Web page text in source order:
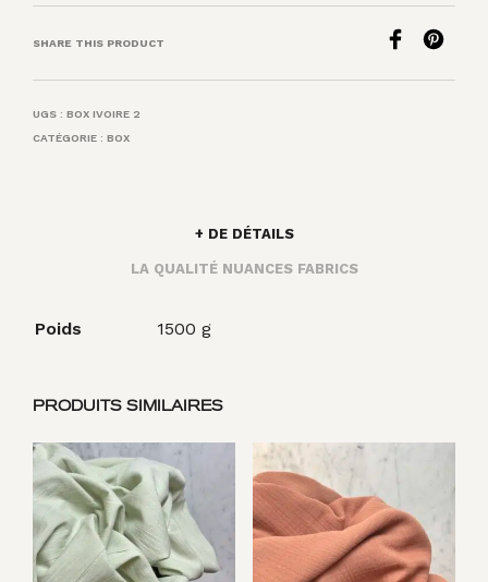
SHARE THIS PRODUCT
UGS : BOX IVOIRE 2
CATÉGORIE : BOX
+ DE DÉTAILS
LA QUALITÉ NUANCES FABRICS
Poids 1500 g
PRODUITS SIMILAIRES